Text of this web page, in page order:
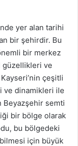
yer alan tarihi
bir şehirdir. Bu
bir merkez
güzellikleri ve
çeşitli
ve dinamikleri ile
Beyazşehir semti
bir bölge olarak
bu bölgedeki
için büyük